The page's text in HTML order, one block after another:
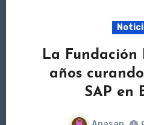
La Fundación
años
SAP en